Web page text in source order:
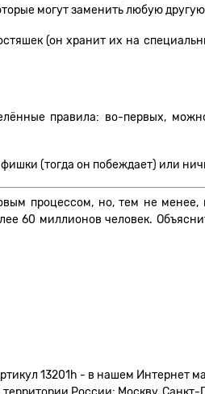
могут заменить любую
(он хранит их на
правила: во-первых,
(тогда он побеждает) или
процессом, но, тем не
60 миллионов человек.
13201h - в нашем Интернет